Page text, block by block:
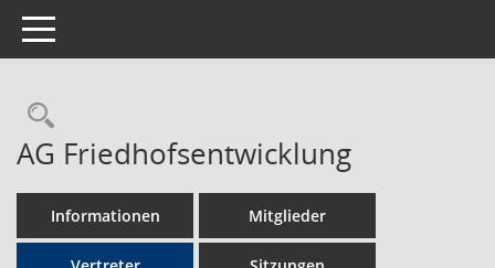
Toggle navigation
Rechercheauswahl
AG Friedhofsentwicklung
Informationen Mitglieder